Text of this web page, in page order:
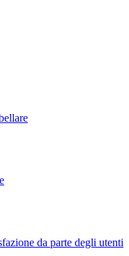
da parte degli utenti